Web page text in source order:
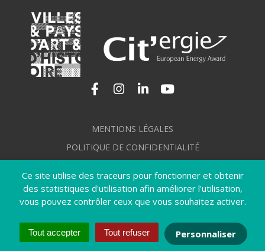
Ce site utilise des traceurs pour fonctionner et obtenir
des statistiques d'utilisation afin améliorer l'utilisation,
vous pouvez contrôler ceux que vous souhaitez activer.
Tout accepter Tout refuser Personnaliser
Lien vers le compte Facebook
Lien vers le compte Instagram
Lien vers le compte
MENTIONS LÉGALES
POLITIQUE DE CONFIDENTIALITÉ
PLAN DU SITE
CRÉDITS
ACCESSIBILITÉ : NON CONFORME